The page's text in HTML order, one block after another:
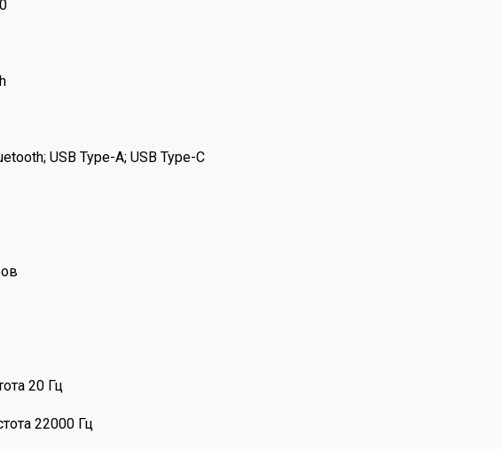
USB Type-A; USB Type-C
20 Гц
22000 Гц